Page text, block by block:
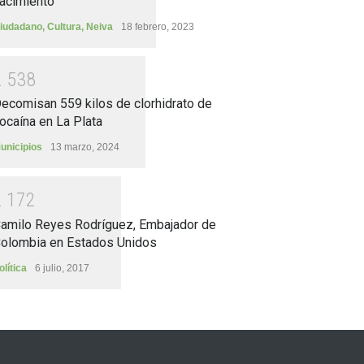
, Cultura, Neiva 18 febrero, 2023
538
559 kilos de clorhidrato de
en La Plata
13 marzo, 2024
1 72
Reyes Rodríguez, Embajador de
en Estados Unidos
6 julio, 2017